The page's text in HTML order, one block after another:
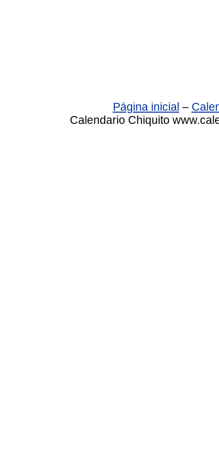
Página inicial –
Calendario Chiquito